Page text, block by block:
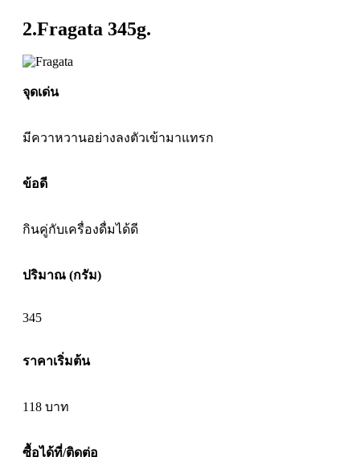
2.Fragata 345g.
จุดเด่น
มีควาหวานอย่างลงตัวเข้ามาแทรก
ข้อดี
กินคู่กับเครื่องดื่มได้ดี
ปริมาณ (กรัม)
345
ราคาเริ่มต้น
118 บาท
ซื้อได้ที่/ติดต่อ